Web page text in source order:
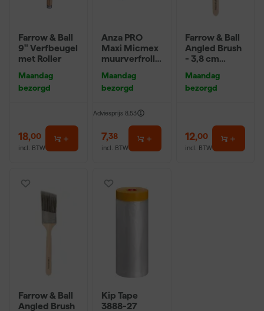
Farrow & Ball
9" Verfbeugel
met Roller
Maandag
bezorgd
18,00
incl. BTW
Anza PRO
Maxi Micmex
muurverfrolle
Maandag
bezorgd
Adviesprijs 8,53
7,38
incl. BTW
Farrow & Ball
Angled Brush
- 3,8 cm
Maandag
bezorgd
12,00
incl. BTW
Farrow & Ball
Angled Brush
Kip Tape
3888-27